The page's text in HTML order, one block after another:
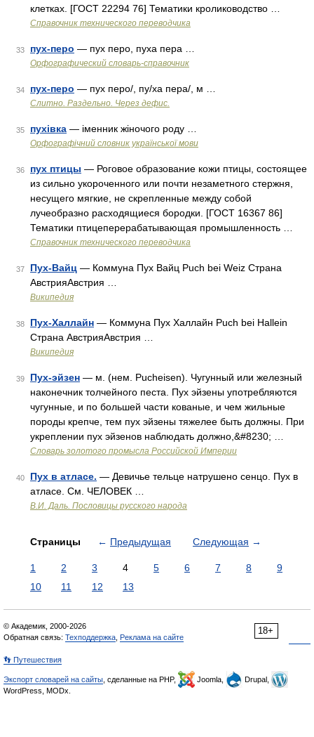
клетках. [ГОСТ 22294 76] Тематики кролиководство …
Справочник технического переводчика
33 пух-перо — пух перо, пуха пера …
Орфографический словарь-справочник
34 пух-перо — пух перо/, пу/ха пера/, м …
Слитно. Раздельно. Через дефис.
35 пухівка — іменник жіночого роду …
Орфографічний словник української мови
36 пух птицы — Роговое образование кожи птицы, состоящее
из сильно укороченного или почти незаметного стержня,
несущего мягкие, не скрепленные между собой
лучеобразно расходящиеся бородки. [ГОСТ 16367 86]
Тематики птицеперерабатывающая промышленность …
Справочник технического переводчика
37 Пух-Вайц — Коммуна Пух Вайц Puch bei Weiz Страна
АвстрияАвстрия …
Википедия
38 Пух-Халлайн — Коммуна Пух Халлайн Puch bei Hallein
Страна АвстрияАвстрия …
Википедия
39 Пух-эйзен — м. (нем. Рucheisеn). Чугунный или железный
наконечник толчейного песта. Пух эйзены употребляются
чугунные, и по большей части кованые, и чем жильные
породы крепче, тем пух эйзены тяжелее быть должны. При
укреплении пух эйзенов наблюдать должно,&#8230; …
Словарь золотого промысла Российской Империи
40 Пух в атласе. — Девичье тельце натрушено сенцо. Пух в
атласе. См. ЧЕЛОВЕК …
В.И. Даль. Пословицы русского народа
Страницы ← Предыдущая Следующая →
1 2 3 4 5 6 7 8
9
10
11 12 13
18+
© Академик, 2000-2026
Обратная связь: Техподдержка Реклама на сайте
👣 Путешествия
Экспорт словарей на сайты , сделанные на PHP, Joomla,
Drupal,
WordPress, MODx.